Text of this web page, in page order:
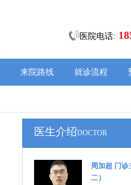
医院电话:
来院路线 就诊流程
医生介绍DOCTOR
周加超 门诊
二）